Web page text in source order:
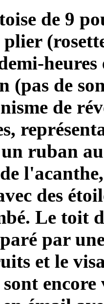
de 9
(pas de
de
ruban
des
Le toit
par
et le